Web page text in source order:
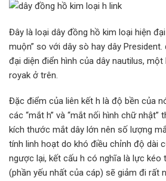
Đây là loại dây đồng hồ kim loại hiện
muộn” so với dây sò hay dây
đại diện điển hình của dây nautilus,
royak ở trên.
Đặc điểm của liên kết h là độ bền của
các “mắt h” và “mắt nối hình chữ nhật”
kích thước mắt dây lớn nên số lượng
tính linh hoạt do khó điều chỉnh độ dài
ngược lại, kết cấu h có nghĩa là lực kéo
(phần yếu nhất của cáp) sẽ giảm đi rất